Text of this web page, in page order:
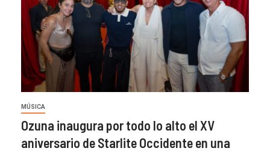
MÚSICA
Ozuna inaugura por todo lo alto el XV
aniversario de Starlite Occidente en una